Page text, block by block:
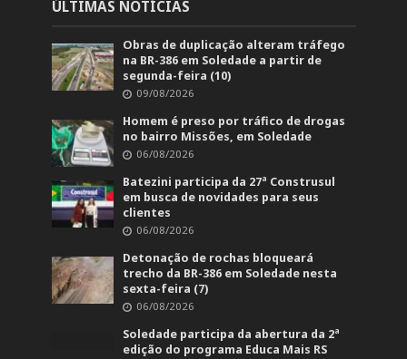
ÚLTIMAS NOTÍCIAS
Obras de duplicação alteram tráfego
na BR-386 em Soledade a partir de
segunda-feira (10)
09/08/2026
Homem é preso por tráfico de drogas
no bairro Missões, em Soledade
06/08/2026
Batezini participa da 27ª Construsul
em busca de novidades para seus
clientes
06/08/2026
Detonação de rochas bloqueará
trecho da BR-386 em Soledade nesta
sexta-feira (7)
06/08/2026
Soledade participa da abertura da 2ª
edição do programa Educa Mais RS